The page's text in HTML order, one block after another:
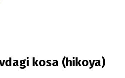
kosa (hikoya)